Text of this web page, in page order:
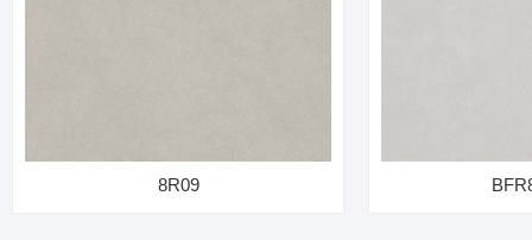
8R09